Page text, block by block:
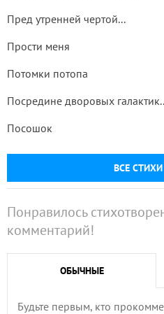
ВСЕ СТИХИ
Пред утренней чертой...
Прости меня
Потомки потопа
Посредине дворовых
Посошок
Понравилось
комментарий!
ОБЫЧНЫЕ
Будьте первым, кто